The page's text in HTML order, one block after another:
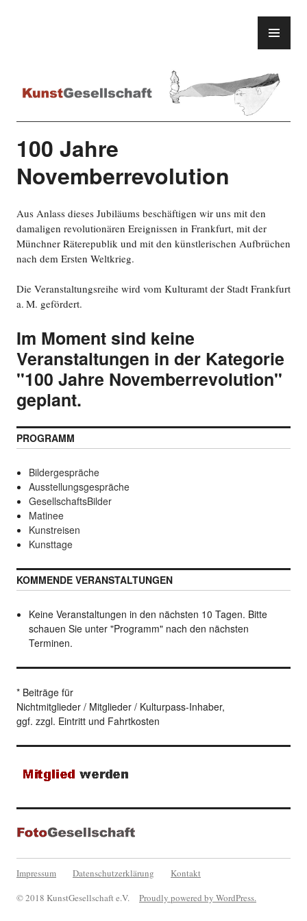
100 Jahre
Novemberrevolution
Aus Anlass dieses Jubiläums beschäftigen wir uns mit den
damaligen revolutionären Ereignissen in Frankfurt, mit der
Münchner Räterepublik und mit den künstlerischen Auf­brüchen
nach dem Ersten Weltkrieg.
Die Veranstaltungsreihe wird vom Kulturamt der Stadt Frankfurt
a. M. gefördert.
Im Moment sind keine
Veranstaltungen in der Kategorie
"100 Jahre Novemberrevolution"
geplant.
PROGRAMM
Bildergespräche
Ausstellungsgespräche
GesellschaftsBilder
Matinee
Kunstreisen
Kunsttage
KOMMENDE VERANSTALTUNGEN
Keine Veranstaltungen in den nächsten 10 Tagen. Bitte
schauen Sie unter "Programm" nach den nächsten
Terminen.
* Beiträge für
Nichtmitglieder / Mitglieder / Kulturpass-Inhaber,
ggf. zzgl. Eintritt und Fahrtkosten
Impressum Datenschutzerklärung
Kontakt
© 2018 KunstGesellschaft e.V. Proudly powered by WordPress.